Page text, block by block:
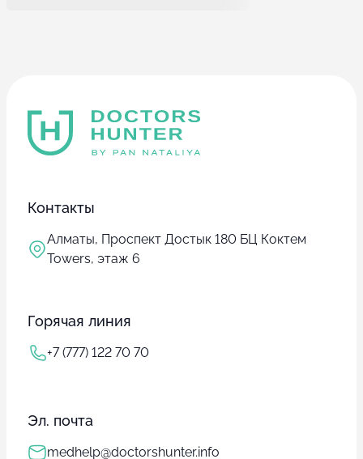
Контакты
Алматы, Проспект Достык 180 БЦ Коктем
Towers, этаж 6
Горячая линия
+7 (777) 122 70 70
Эл. почта
medhelp@doctorshunter.info